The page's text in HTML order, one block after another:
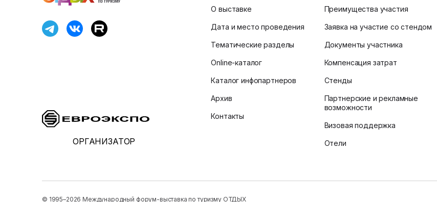
ОРГАНИЗАТОР
О выставке
Дата и место проведения
Тематические разделы
Online-каталог
Каталог инфопартнеров
Архив
Контакты
Преимущества участия
Заявка на участие со стендом
Документы участника
Компенсация затрат
Стенды
Партнерские и рекламные
возможности
Визовая поддержка
Отели
© 1995–2026 Международный форум-выставка по туризму ОТДЫХ